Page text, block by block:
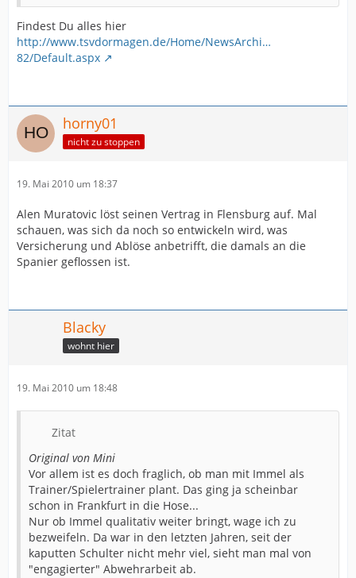
Findest Du alles hier
http://www.tsvdormagen.de/Home/NewsArchi…
82/Default.aspx
horny01
nicht zu stoppen
19. Mai 2010 um 18:37
Alen Muratovic löst seinen Vertrag in Flensburg auf. Mal
schauen, was sich da noch so entwickeln wird, was
Versicherung und Ablöse anbetrifft, die damals an die
Spanier geflossen ist.
Blacky
wohnt hier
19. Mai 2010 um 18:48
Zitat
Original von Mini
Vor allem ist es doch fraglich, ob man mit Immel als
Trainer/Spielertrainer plant. Das ging ja scheinbar
schon in Frankfurt in die Hose...
Nur ob Immel qualitativ weiter bringt, wage ich zu
bezweifeln. Da war in den letzten Jahren, seit der
kaputten Schulter nicht mehr viel, sieht man mal von
"engagierter" Abwehrarbeit ab.